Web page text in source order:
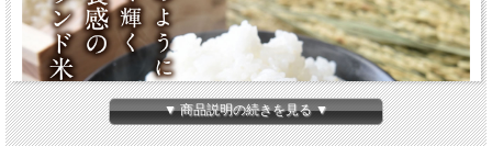
▼ 商品説明の続きを見る ▼